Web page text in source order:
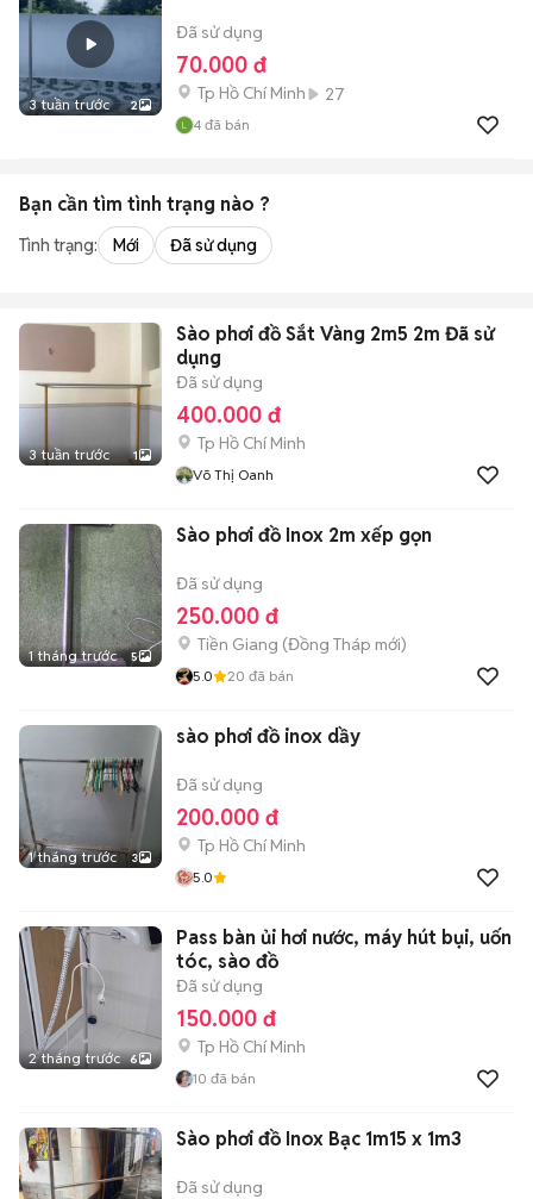
3 tuần trước 2
Đã sử dụng
70.000 đ
Tp Hồ Chí Minh 27
4 đã bán
Bạn cần tìm tình trạng nào ?
Tình trạng: Mới Đã sử dụng
3 tuần trước 1
Sào phơi đồ Sắt Vàng 2m5 2m Đã sử
dụng
Đã sử dụng
400.000 đ
Tp Hồ Chí Minh
Võ Thị Oanh
1 tháng trước 5
Sào phơi đồ Inox 2m xếp gọn
Đã sử dụng
250.000 đ
Tiền Giang (Đồng Tháp mới)
5.0 20 đã bán
1 tháng trước 3
sào phơi đồ inox dầy
Đã sử dụng
200.000 đ
Tp Hồ Chí Minh
5.0
2 tháng trước 6
Pass bàn ủi hơi nước, máy hút bụi, uốn
tóc, sào đồ
Đã sử dụng
150.000 đ
Tp Hồ Chí Minh
10 đã bán
Sào phơi đồ Inox Bạc 1m15 x 1m3
Đã sử dụng